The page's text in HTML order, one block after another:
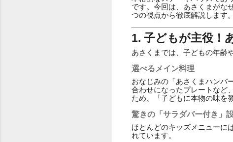
です。今回は、あさくまがな
つの視点から徹底解説します。
1. 子どもが主役！
あさくまでは、子どもの年齢
選べるメイン料理
おなじみの「あさくまハンバ
合わせになったプレートなど
ため、「子どもに本物の味を
驚きの「サラダバー付き」
ほとんどのキッズメニューに
れています。